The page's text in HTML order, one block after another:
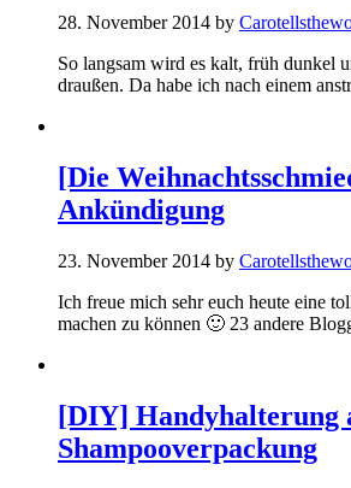
28. November 2014 by
So langsam wird es kalt, früh dunkel
draußen. Da habe ich nach einem
[Die
Ankündigung
23. November 2014 by
Ich freue mich sehr euch heute eine
machen zu können 🙂 23 andere
[DIY] Handyhalterung
Shampooverpackung